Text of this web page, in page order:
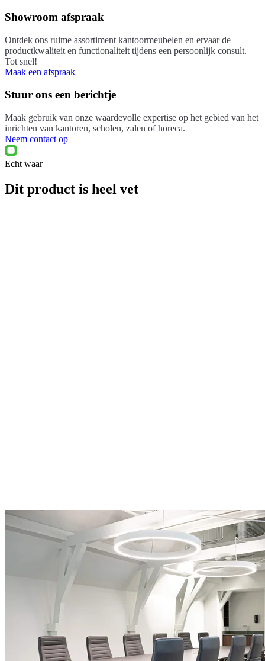
Showroom afspraak
Ontdek ons ruime assortiment kantoormeubelen en ervaar de
productkwaliteit en functionaliteit tijdens een persoonlijk consult.
Tot snel!
Maak een afspraak
Stuur ons een berichtje
Maak gebruik van onze waardevolle expertise op het gebied van het
inrichten van kantoren, scholen, zalen of horeca.
Neem contact op
Echt waar
Dit product is heel vet